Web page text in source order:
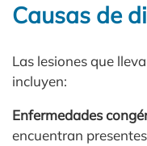
Causas de
Las lesiones que
incluyen:
Enfermedades
encuentran